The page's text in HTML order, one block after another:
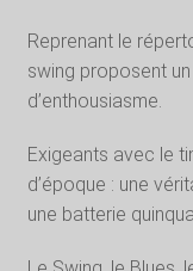
Reprenant le
swing proposent
d’enthousiasme.
Exigeants avec le
d’époque : une
une batterie